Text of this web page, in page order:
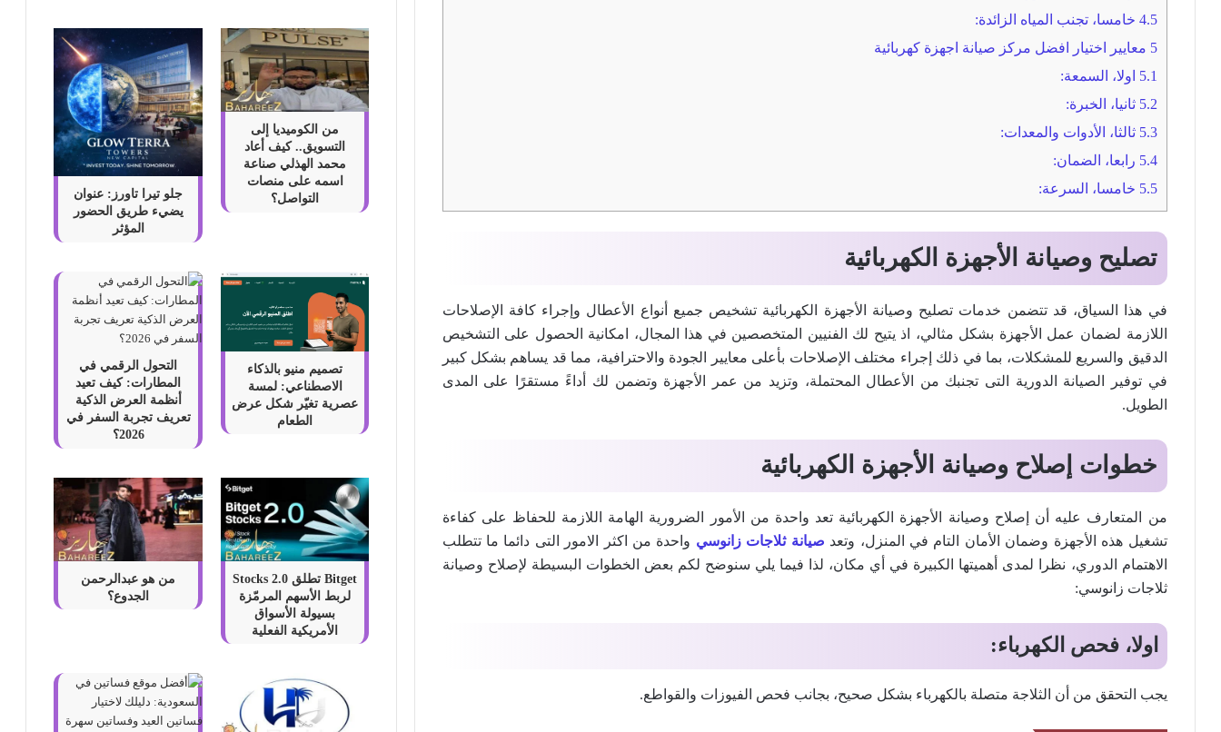
4.5 خامسا، تجنب المياه الزائدة:
5 معايير اختيار افضل مركز صيانة اجهزة كهربائية
5.1 اولا، السمعة:
5.2 ثانيا، الخبرة:
5.3 ثالثا، الأدوات والمعدات:
5.4 رابعا، الضمان:
5.5 خامسا، السرعة:
تصليح وصيانة الأجهزة الكهربائية
في هذا السياق، قد تتضمن خدمات تصليح وصيانة الأجهزة الكهربائية تشخيص جميع أنواع الأعطال وإجراء كافة الإصلاحات
اللازمة لضمان عمل الأجهزة بشكل مثالي، اذ يتيح لك الفنيين المتخصصين في هذا المجال، امكانية الحصول على التشخيص
الدقيق والسريع للمشكلات، بما في ذلك إجراء مختلف الإصلاحات بأعلى معايير الجودة والاحترافية، مما قد يساهم بشكل كبير
في توفير الصيانة الدورية التى تجنبك من الأعطال المحتملة، وتزيد من عمر الأجهزة وتضمن لك أداءً مستقرًا على المدى
الطويل.
خطوات إصلاح وصيانة الأجهزة الكهربائية
من المتعارف عليه أن إصلاح وصيانة الأجهزة الكهربائية تعد واحدة من الأمور الضرورية الهامة اللازمة للحفاظ على كفاءة
تشغيل هذه الأجهزة وضمان الأمان التام في المنزل، وتعد صيانة ثلاجات زانوسي واحدة من اكثر الامور التى دائما ما تتطلب
الاهتمام الدوري، نظرا لمدى أهميتها الكبيرة في أي مكان، لذا فيما يلي سنوضح لكم بعض الخطوات البسيطة لإصلاح وصيانة
ثلاجات زانوسي:
اولا، فحص الكهرباء:
يجب التحقق من أن الثلاجة متصلة بالكهرباء بشكل صحيح، بجانب فحص الفيوزات والقواطع.
من الكوميديا إلى
التسويق.. كيف أعاد
محمد الهذلي صناعة
اسمه على منصات
التواصل؟
جلو تيرا تاورز: عنوان
يضيء طريق الحضور
المؤثر
تصميم منيو بالذكاء
الاصطناعي: لمسة
عصرية تغيّر شكل عرض
الطعام
التحول الرقمي في
المطارات: كيف تعيد
أنظمة العرض الذكية
تعريف تجربة السفر في
2026؟
Bitget تطلق Stocks 2.0
لربط الأسهم المرمّزة
بسيولة الأسواق
الأمريكية الفعلية
من هو عبدالرحمن
الجدوع؟